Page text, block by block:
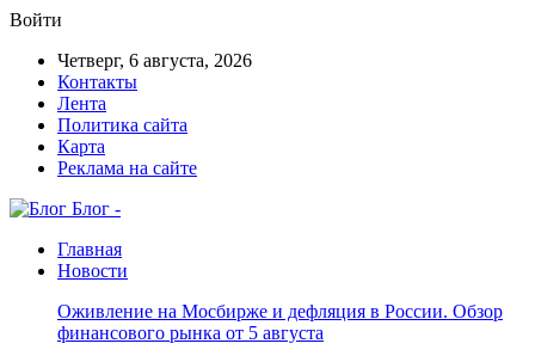
Войти
Четверг, 6 августа, 2026
Контакты
Лента
Политика сайта
Карта
Реклама на сайте
Блог -
Главная
Новости
Оживление на Мосбирже и дефляция в России. Обзор
финансового рынка от 5 августа